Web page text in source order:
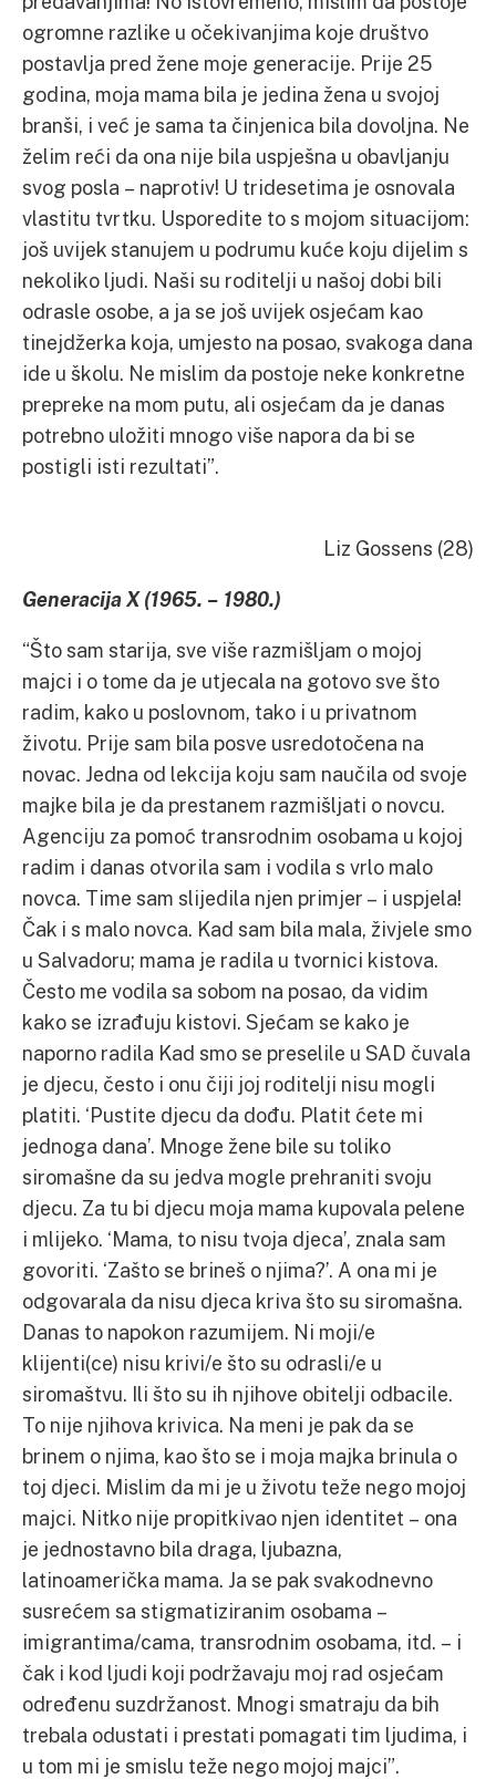
ogromne razlike u očekivanjima koje društvo
postavlja pred žene moje generacije. Prije 25
godina, moja mama bila je jedina žena u svojoj
branši, i već je sama ta činjenica bila dovoljna. Ne
želim reći da ona nije bila uspješna u obavljanju
svog posla – naprotiv! U tridesetima je osnovala
vlastitu tvrtku. Usporedite to s mojom situacijom:
još uvijek stanujem u podrumu kuće koju dijelim s
nekoliko ljudi. Naši su roditelji u našoj dobi bili
odrasle osobe, a ja se još uvijek osjećam kao
tinejdžerka koja, umjesto na posao, svakoga dana
ide u školu. Ne mislim da postoje neke konkretne
prepreke na mom putu, ali osjećam da je danas
potrebno uložiti mnogo više napora da bi se
postigli isti rezultati”.
Liz Gossens (28)
Generacija X (1965. – 1980.)
“Što sam starija, sve više razmišljam o mojoj
majci i o tome da je utjecala na gotovo sve što
radim, kako u poslovnom, tako i u privatnom
životu. Prije sam bila posve usredotočena na
novac. Jedna od lekcija koju sam naučila od svoje
majke bila je da prestanem razmišljati o novcu.
Agenciju za pomoć transrodnim osobama u kojoj
radim i danas otvorila sam i vodila s vrlo malo
novca. Time sam slijedila njen primjer – i uspjela!
Čak i s malo novca. Kad sam bila mala, živjele smo
u Salvadoru; mama je radila u tvornici kistova.
Često me vodila sa sobom na posao, da vidim
kako se izrađuju kistovi. Sjećam se kako je
naporno radila Kad smo se preselile u SAD čuvala
je djecu, često i onu čiji joj roditelji nisu mogli
platiti. ‘Pustite djecu da dođu. Platit ćete mi
jednoga dana’. Mnoge žene bile su toliko
siromašne da su jedva mogle prehraniti svoju
djecu. Za tu bi djecu moja mama kupovala pelene
i mlijeko. ‘Mama, to nisu tvoja djeca’, znala sam
govoriti. ‘Zašto se brineš o njima?’. A ona mi je
odgovarala da nisu djeca kriva što su siromašna.
Danas to napokon razumijem. Ni moji/e
klijenti(ce) nisu krivi/e što su odrasli/e u
siromaštvu. Ili što su ih njihove obitelji odbacile.
To nije njihova krivica. Na meni je pak da se
brinem o njima, kao što se i moja majka brinula o
toj djeci. Mislim da mi je u životu teže nego mojoj
majci. Nitko nije propitkivao njen identitet – ona
je jednostavno bila draga, ljubazna,
latinoamerička mama. Ja se pak svakodnevno
susrećem sa stigmatiziranim osobama –
imigrantima/cama, transrodnim osobama, itd. – i
čak i kod ljudi koji podržavaju moj rad osjećam
određenu suzdržanost. Mnogi smatraju da bih
trebala odustati i prestati pomagati tim ljudima, i
u tom mi je smislu teže nego mojoj majci”.